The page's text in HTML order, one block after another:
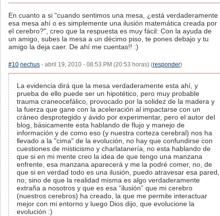
En cuanto a si "cuando sentimos una mesa, ¿está verdaderamente
esa mesa ahí o es simplemente una ilusión matemática creada por
el cerebro?", creo que la respuesta es muy fácil: Con la ayuda de
un amigo, subes la mesa a un décimo piso, te pones debajo y tu
amigo la deja caer. De ahí me cuentas!! :)
#10 nechus - abril 19, 2010 - 08:53 PM (20:53 horas) (responder)
La evidencia dirá que la mesa verdaderamente esta ahí, y
prueba de ello puede ser un hipotético, pero muy probable
trauma craneocefálico, provocado por la solidez de la madera y
la fuerza que gane con la aceleración al impactarse con un
cráneo desprotegido y ávido por experimentar, pero el autor del
blog, básicamente esta hablando de flujo y manejo de
información y de como eso (y nuestra corteza cerebral) nos ha
llevado a la "cima" de la evolución, no hay que confundirse con
cuestiones de misticismo y charlatanería, no esta hablando de
que si en mi mente creo la idea de que tengo una manzana
enfrente, esa manzana aparecerá y me la podré comer, no, de
que si en verdad todo es una ilusión, puedo atravesar esa pared,
no; sino de que la realidad misma es algo verdaderamente
extraña a nosotros y que es esa “ilusión” que mi cerebro
(nuestros cerebros) ha creado, la que me permite interactuar
mejor con mi entorno y luego Dios dijo, que evolucione la
evolución :)